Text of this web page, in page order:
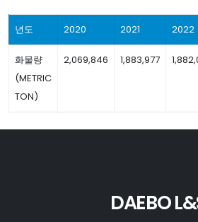
년도 2020 2021 2022
화물량
(METRIC
TON)
2,069,846 1,883,977
DAEBO